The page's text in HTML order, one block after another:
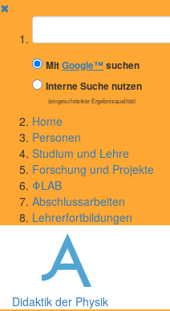
✖
Suchbegriff
MitGoogle™suchen
Interne Suche nutzen
(eingeschränkte Ergebnisqualität)
Home
Personen
Studium und Lehre
Forschung und Projekte
ΦLAB
Abschlussarbeiten
Lehrerfortbildungen
Didaktik der Physik